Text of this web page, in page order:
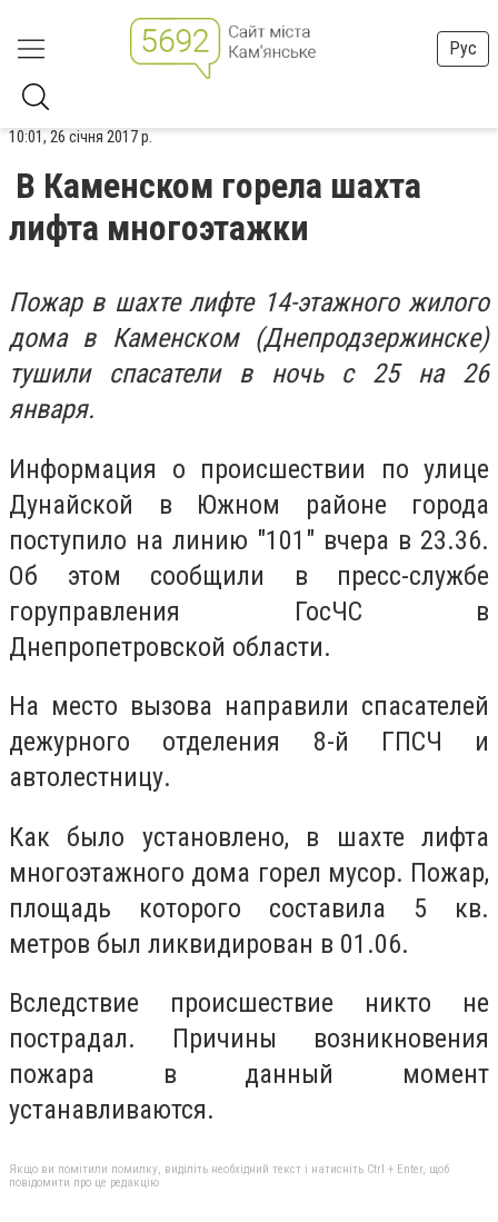
Рус
10:01, 26 січня 2017 р.
В Каменском горела шахта
лифта многоэтажки
Пожар в шахте лифте 14-этажного жилого
дома в Каменском (Днепродзержинске)
тушили спасатели в ночь с 25 на 26
января.
Информация о происшествии по улице
Дунайской в Южном районе города
поступило на линию "101" вчера в 23.36.
Об этом сообщили в пресс-службе
горуправления ГосЧС в
Днепропетровской области.
На место вызова направили спасателей
дежурного отделения 8-й ГПСЧ и
автолестницу.
Как было установлено, в шахте лифта
многоэтажного дома горел мусор. Пожар,
площадь которого составила 5 кв.
метров был ликвидирован в 01.06.
Вследствие происшествие никто не
пострадал. Причины возникновения
пожара в данный момент
устанавливаются.
Якщо ви помітили помилку, виділіть необхідний текст і натисніть Ctrl + Enter, щоб
повідомити про це редакцію